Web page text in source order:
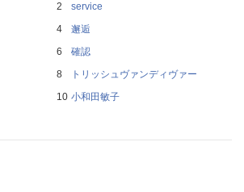
service
邂逅
確認
トリッシュヴァンディヴァー
小和田敏子